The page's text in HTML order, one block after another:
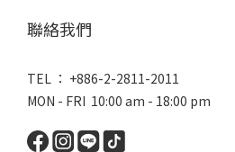
聯絡我們
TEL ： +886-2-2811-2011
MON - FRI 10:00 am - 18:00 pm